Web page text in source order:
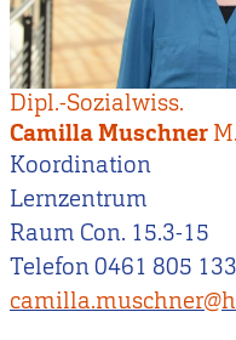
Dipl.-Sozialwiss.
Camilla Muschner
Koordination
Lernzentrum
Raum Con. 15.3-15
Telefon 0461 805